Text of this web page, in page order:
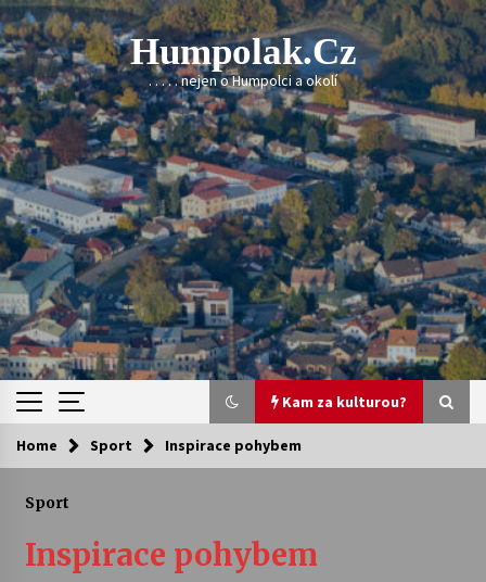
Skip
to
content
Humpolak.cz
. . . . . nejen o Humpolci a okolí
Kam za kulturou?
Kam za kulturou?
Sukuba Ensemble
4. 8. 2026
Home Sport Inspirace pohybem
Sport
Inspirace pohybem